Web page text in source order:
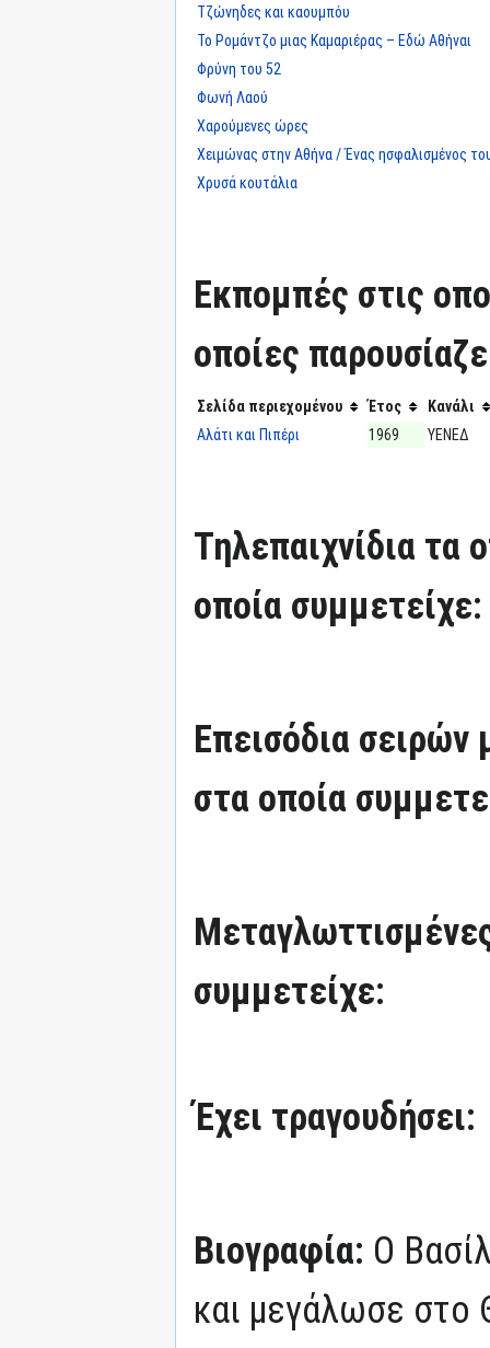
Τζώνηδες και καουμπόυ
Το Ρομάντζο μιας Καμαριέρας – Εδώ Αθήναι
Φρύνη του 52
Φωνή Λαού
Χαρούμενες ώρες
Χειμώνας στην Αθήνα / Ένας ησφαλισμένος
Χρυσά κουτάλια
Εκπομπές στις
οποίες
Σελίδα περιεχομένου Έτος
Κανάλι
Αλάτι και Πιπέρι
1969 ΥΕΝΕΔ
Τηλεπαιχνίδια τα
οποία συμμετείχε:
Επεισόδια
στα οποία
συμμετείχε:
Έχει τραγουδήσει:
Βιογραφία: Ο
και μεγάλωσε στο